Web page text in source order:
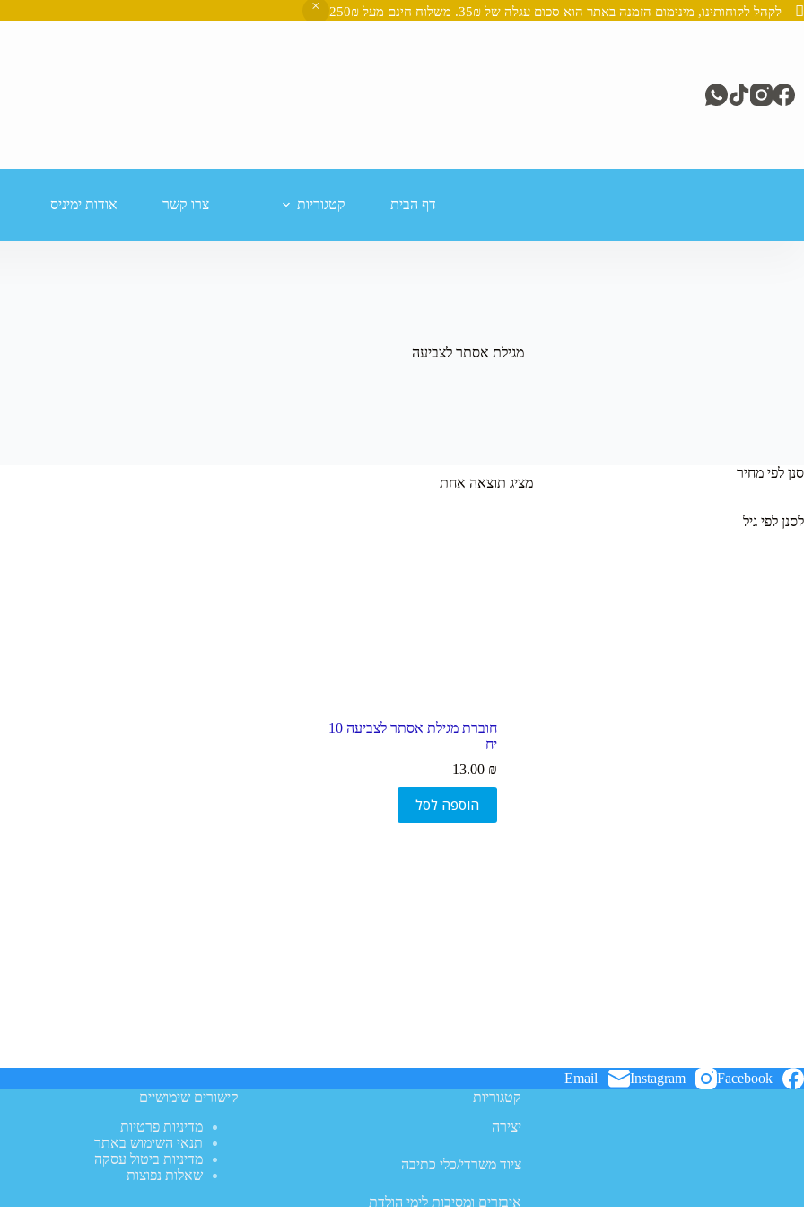
לקהל לקוחותינו, מינימום הזמנה באתר הוא סכום עגלה של 35₪. משלוח חינם מעל 250₪
דף הבית קטגוריות צרו קשר אודות ימיניס
מגילת אסתר לצביעה
מציג תוצאה אחת
חוברת מגילת אסתר לצביעה 10
יח
13.00 ₪
הוספה לסל
סנן לפי מחיר
לסנן לפי גיל
Facebook
Instagram
Email
קטגוריות
יצירה
ציוד משרדי/כלי כתיבה
איבזרים ומסיבות לימי הולדת
קישורים שימושיים
מדיניות פרטיות
תנאי השימוש באתר
מדיניות ביטול עסקה
שאלות נפוצות